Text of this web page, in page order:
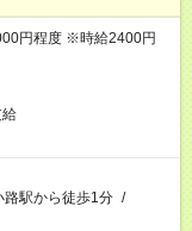
円程度 ※時給2400円
路駅から徒歩1分 /